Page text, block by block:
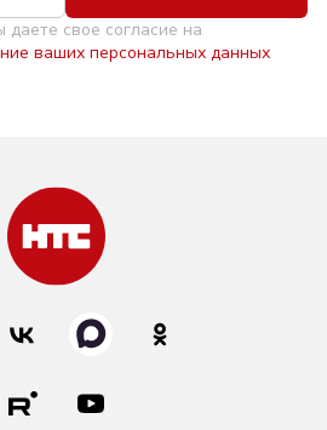
свое согласие на
ваших персональных данных